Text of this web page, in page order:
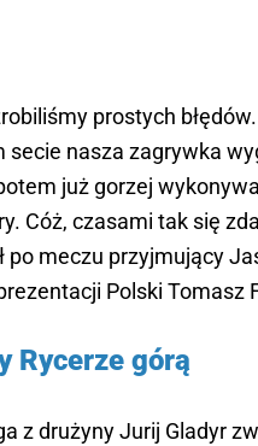
prostych
secie nasza zagrywka
już gorzej
Cóż, czasami tak się
po meczu przyjmujący
Polski Tomasz
Rycerze górą
z drużyny Jurij Gladyr